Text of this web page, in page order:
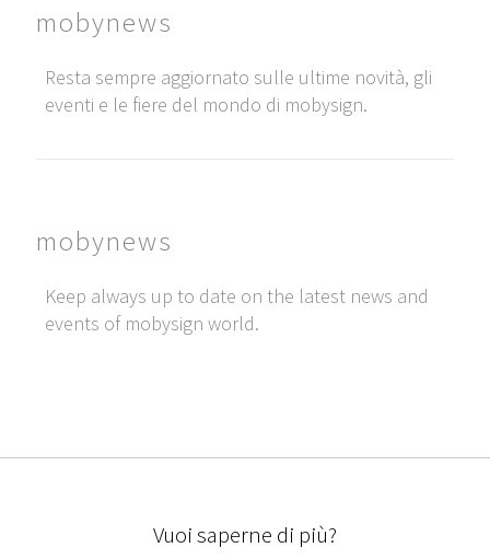
mobynews
Resta sempre aggiornato sulle ultime novità, gli
eventi e le fiere del mondo di mobysign.
mobynews
Keep always up to date on the latest news and
events of mobysign world.
Vuoi saperne di più?